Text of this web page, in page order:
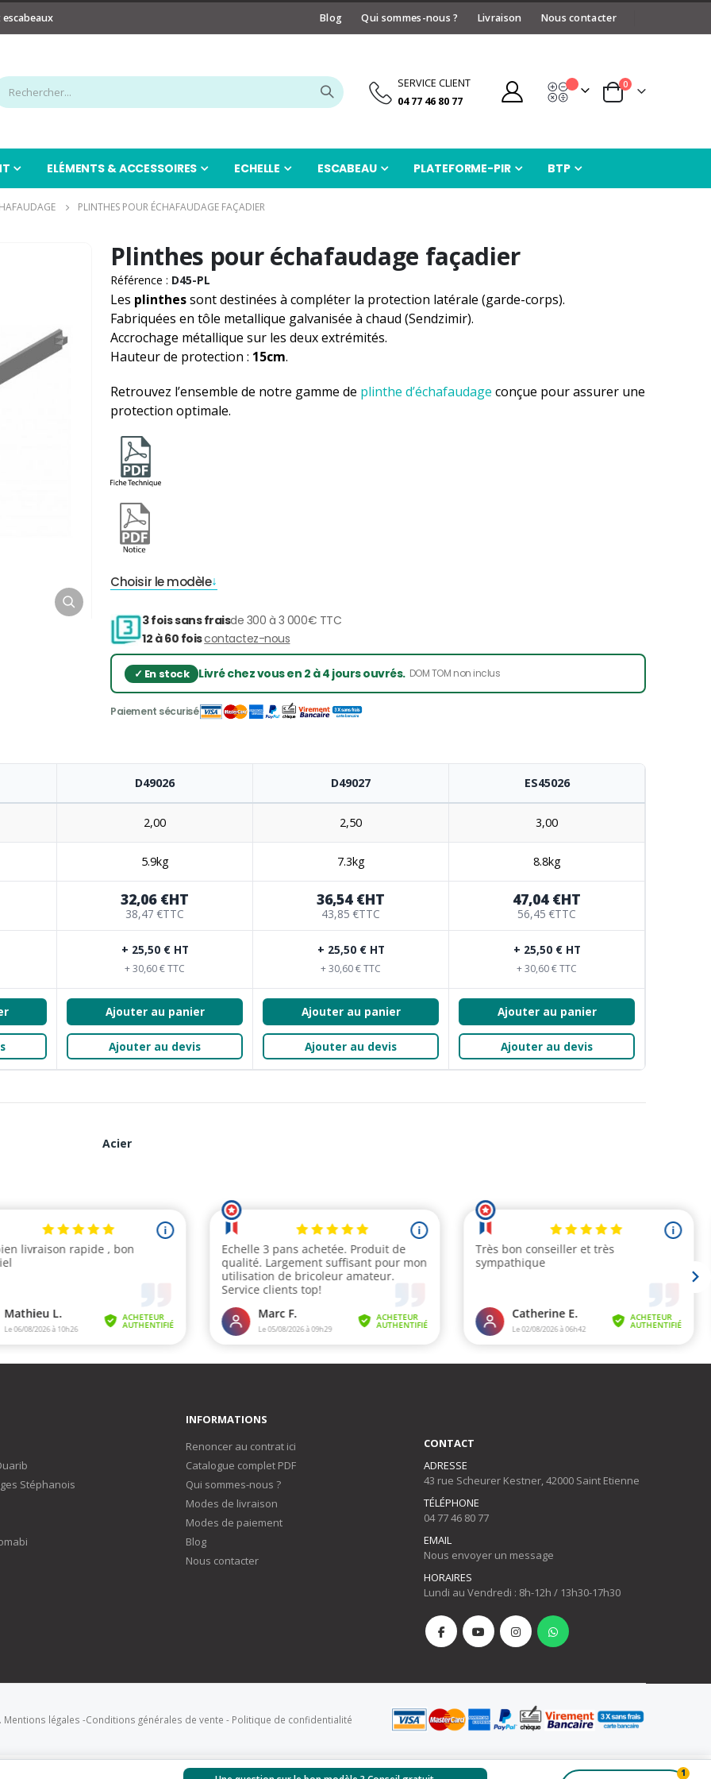
Blog Qui sommes-nous ? Livraison Nous contacter
SERVICE CLIENT
04 77 46 80 77
Panier
0articles
Devis
ELÉMENTS & ACCESSOIRES ECHELLE ESCABEAU PLATEFORME-PIR BTP
PLINTHES POUR ÉCHAFAUDAGE FAÇADIER
Plinthes pour échafaudage façadier
Référence : D45-PL
Les plinthessont destinées à compléter la protection latérale (garde-corps).
Fabriquées en tôle metallique galvanisée à chaud (Sendzimir).
Accrochage métallique sur les deux extrémités.
Hauteur de protection : 15cm.
Retrouvez l’ensemble de notre gamme de plinthe d’échafaudage conçue pour assurer une
protection optimale.
Choisir le modèle
3 fois sans fraisde 300 à 3 000€ TTC
12 à 60 foiscontactez-nous
Livré chez vous en 2 à 4 jours ouvrés. DOM TOM non inclus
D49026 D49027 ES45026
2,00 2,50 3,00
5.9kg 7.3kg 8.8kg
32,06 €HT
38,47 €TTC
36,54 €HT
43,85 €TTC
47,04 €HT
56,45 €TTC
+ 25,50 € HT
+ 30,60 € TTC
+ 25,50 € HT
+ 30,60 € TTC
+ 25,50 € HT
+ 30,60 € TTC
Ajouter au panier
Ajouter au devis
Ajouter au panier
Ajouter au devis
Ajouter au panier
Ajouter au devis
Acier
Stéphanois
INFORMATIONS
Renoncer au contrat ici
Catalogue complet PDF
Qui sommes-nous ?
Modes de livraison
Modes de paiement
Blog
Nous contacter
CONTACT
ADRESSE
43 rue Scheurer Kestner, 42000 Saint Etienne
TÉLÉPHONE
04 77 46 80 77
EMAIL
Nous envoyer un message
HORAIRES
Lundi au Vendredi : 8h-12h / 13h30-17h30
Mentions légales -Conditions générales de vente - Politique de confidentialité
1